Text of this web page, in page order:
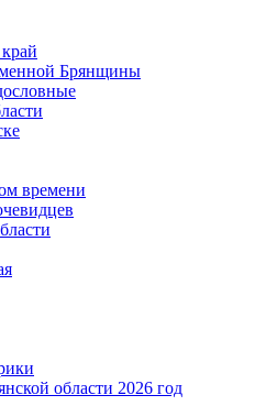
Брянщины
времени
области 2026 год